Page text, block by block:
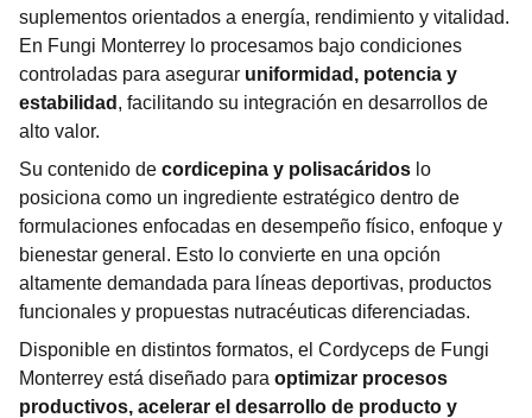
suplementos orientados a energía, rendimiento y vitalidad.
En Fungi Monterrey lo procesamos bajo condiciones
controladas para asegurar uniformidad, potencia y
estabilidad , facilitando su integración en desarrollos de
alto valor.
Su contenido de cordicepina y polisacáridos lo
posiciona como un ingrediente estratégico dentro de
formulaciones enfocadas en desempeño físico, enfoque y
bienestar general. Esto lo convierte en una opción
altamente demandada para líneas deportivas, productos
funcionales y propuestas nutracéuticas diferenciadas.
Disponible en distintos formatos, el Cordyceps de Fungi
Monterrey está diseñado para optimizar procesos
productivos, acelerar el desarrollo de producto y